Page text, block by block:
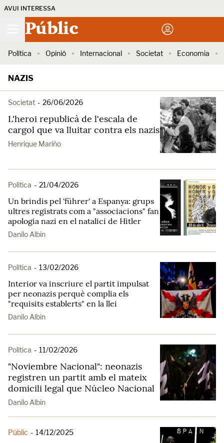
AVUI INTERESSA
Públic
Política Opinió Internacional Societat Economia
NAZIS
Societat - 26/06/2026
L'heroi republicà de l'escala de
cargol que va lluitar contra els nazis
Henrique Mariño
Política - 21/04/2026
Un brindis pel 'führer' a Espanya: grups
ultres registrats com a "associacions" fan
apologia nazi en el natalici de Hitler
Danilo Albin
Política - 13/02/2026
Interior va inscriure el partit impulsat
per neonazis perquè complia els
"requisits establerts" en la llei
Danilo Albin
Política - 11/02/2026
"Noviembre Nacional": neonazis
registren un partit amb el mateix
domicili legal que Núcleo Nacional
Danilo Albin
Públic - 14/12/2025